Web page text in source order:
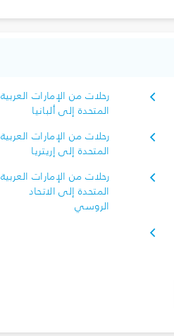
رحلات من الإمارات العربية
المتحدة إلى ألبانيا
رحلات من الإمارات العربية
المتحدة إلى إريتريا
رحلات من الإمارات العربية
المتحدة إلى الاتحاد
الروسي